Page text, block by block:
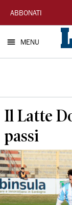
La
Nuova
Sardegna
ABBONATI
MENU
Il Latte
passi